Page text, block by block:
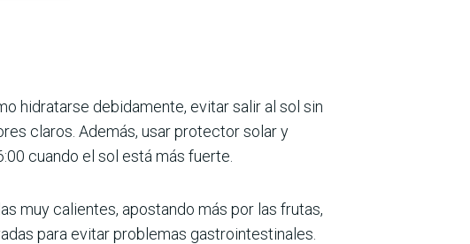
hidratarse debidamente, evitar salir al sol sin
claros. Además, usar protector solar y
cuando el sol está más fuerte.
muy calientes, apostando más por las frutas,
para evitar problemas gastrointestinales.